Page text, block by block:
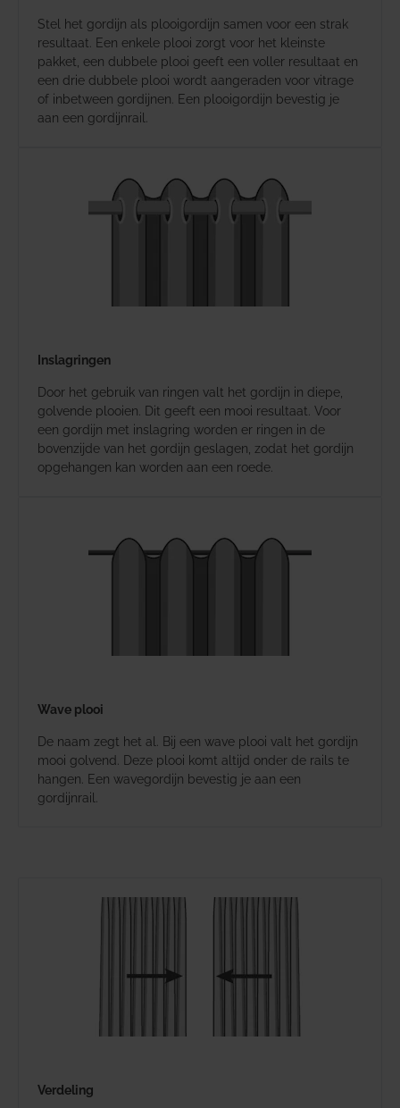
Stel het gordijn als plooigordijn samen voor een strak
resultaat. Een enkele plooi zorgt voor het kleinste
pakket, een dubbele plooi geeft een voller resultaat en
een drie dubbele plooi wordt aangeraden voor vitrage
of inbetween gordijnen. Een plooigordijn bevestig je
aan een gordijnrail.
Inslagringen
Door het gebruik van ringen valt het gordijn in diepe,
golvende plooien. Dit geeft een mooi resultaat. Voor
een gordijn met inslagring worden er ringen in de
bovenzijde van het gordijn geslagen, zodat het gordijn
opgehangen kan worden aan een roede.
Wave plooi
De naam zegt het al. Bij een wave plooi valt het gordijn
mooi golvend. Deze plooi komt altijd onder de rails te
hangen. Een wavegordijn bevestig je aan een
gordijnrail.
Verdeling